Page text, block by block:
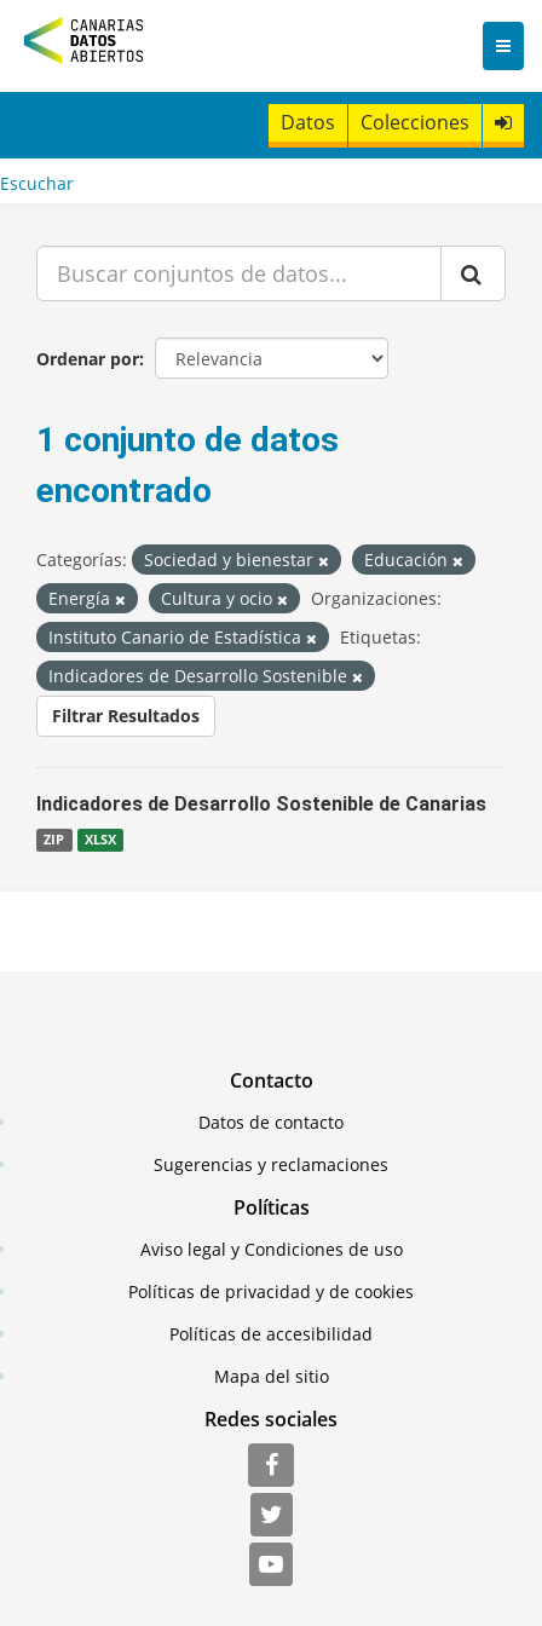
n
t
Datos Colecciones
Escuchar
Ordenar por
1 conjunto de datos
encontrado
Categorías: Sociedad y bienestar
Educación
Energía
Cultura y ocio
Organizaciones:
Instituto Canario de Estadística
Etiquetas:
Indicadores de Desarrollo Sostenible
Filtrar Resultados
Indicadores de Desarrollo Sostenible de Canarias
ZIP XLSX
Contacto
Datos de contacto
Sugerencias y reclamaciones
Políticas
Aviso legal y Condiciones de uso
Políticas de privacidad y de cookies
Políticas de accesibilidad
Mapa del sitio
Redes sociales